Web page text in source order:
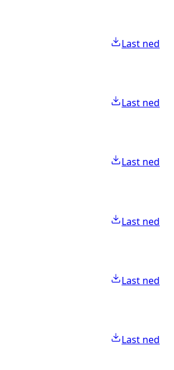
Last ned
Last ned
Last ned
Last ned
Last ned
Last ned